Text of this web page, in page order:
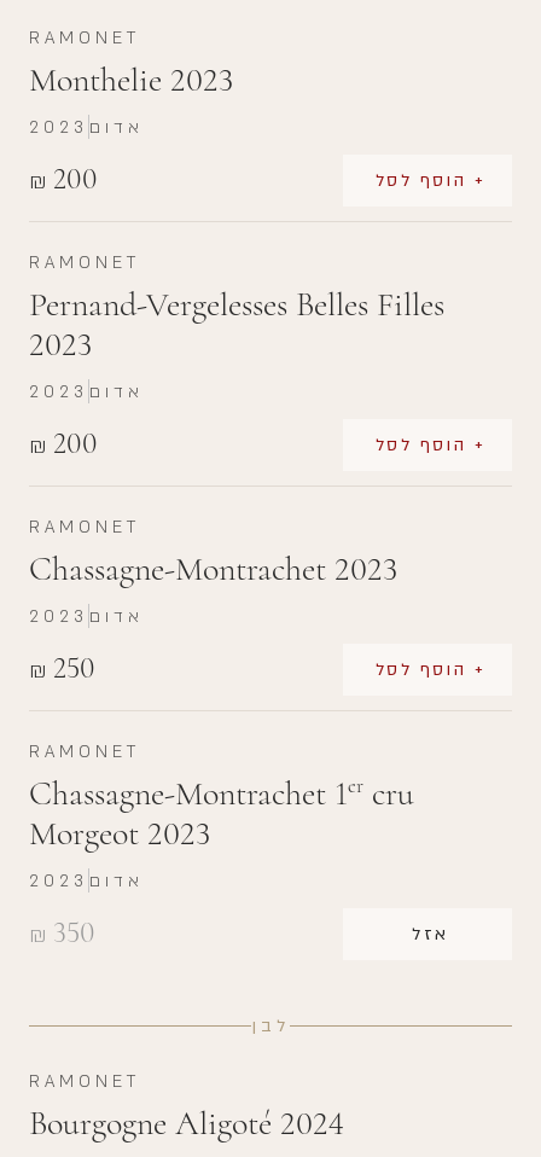
RAMONET
Monthelie 2023
₪ 200 + הוסף לסל
2023 אדום
RAMONET
Pernand-Vergelesses Belles Filles
2023
₪ 200 + הוסף לסל
2023 אדום
RAMONET
Chassagne-Montrachet 2023
₪ 250 + הוסף לסל
2023 אדום
RAMONET
Chassagne-Montrachet 1er cru
Morgeot 2023
₪ 350 אזל
2023 אדום
לבן
RAMONET
Bourgogne Aligoté 2024